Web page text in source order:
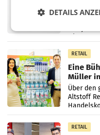
RETAIL
Eine
Müller
Über den
Altstoff
Müller-
RETAIL
DETAILS